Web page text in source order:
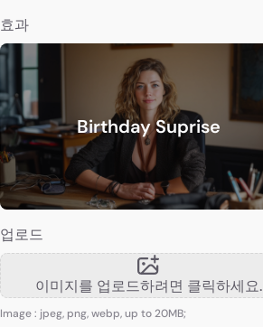
효과
Birthday Suprise
업로드
이미지를 업로드하려면 클릭하세요.
Image : jpeg, png, webp, up to 20MB;